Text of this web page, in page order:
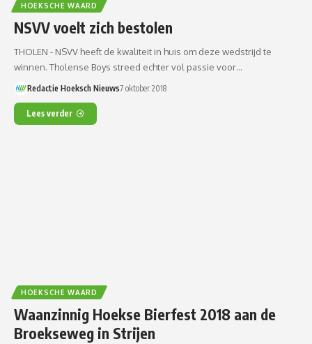
HOEKSCHE WAARD
NSVV voelt zich bestolen
THOLEN - NSVV heeft de kwaliteit in huis om deze wedstrijd te
winnen. Tholense Boys streed echter vol passie voor…
Redactie Hoeksch Nieuws7 oktober 2018
Lees verder
HOEKSCHE WAARD
Waanzinnig Hoekse Bierfest 2018 aan de
Broekseweg in Strijen